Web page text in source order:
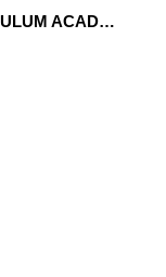
REVISIÓN DEL CURRICULUM ACADÉMICO DE GRADO PARA SU ADAPTACIÓN AL NUEVO MARCO LEGAL DE LAS EE.AA.SS.